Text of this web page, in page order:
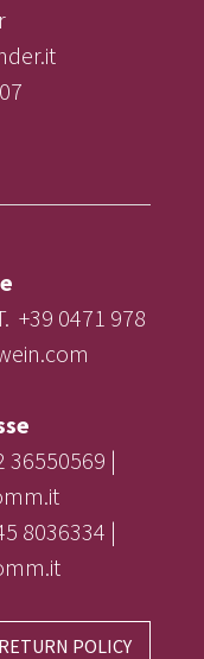
+39 0471 978
36550569 |
8036334 |
RETURN POLICY